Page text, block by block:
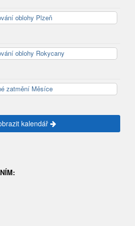
oblohy Plzeň
oblohy Rokycany
zatmění Měsíce
kalendář